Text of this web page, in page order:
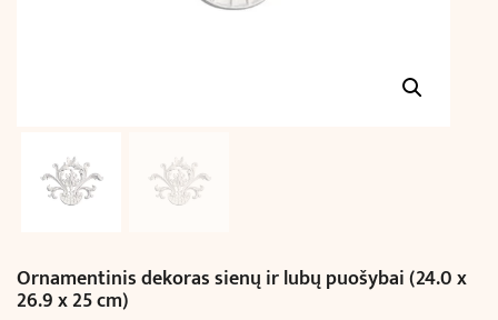
Ornamentinis dekoras sienų ir lubų puošybai (24.0 x
26.9 x 25 cm)